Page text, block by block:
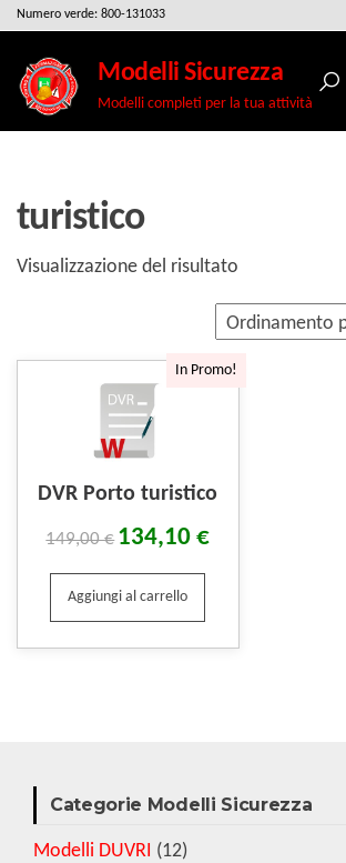
Salta
vai
contenuto
Numero verde: 800-131033
Modelli Sicurezza
Modelli completi per la tua attività
turistico
Visualizzazione del risultato
In Promo!
DVR Porto turistico
149,00€ 134,10€
Aggiungi al carrello
Categorie Modelli Sicurezza
Modelli DUVRI (12)